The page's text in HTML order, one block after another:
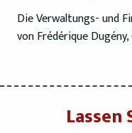
Die Verwaltungs- und
von Frédérique